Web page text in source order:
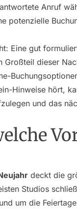
Anruf
potenzielle
Eine gut
Großteil dieser
Hinweise hört,
und das
deckt die
Studios
um die